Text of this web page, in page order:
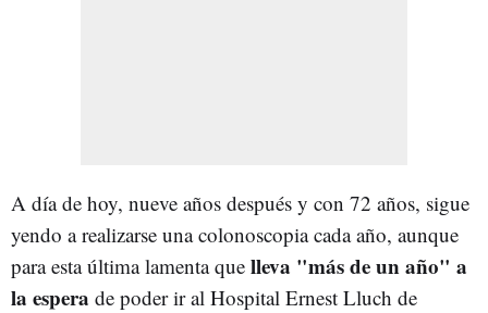
A día de hoy, nueve años después y con 72 años, sigue
yendo a realizarse una colonoscopia cada año, aunque
para esta última lamenta que lleva "más de un año" a
la espera de poder ir al Hospital Ernest Lluch de